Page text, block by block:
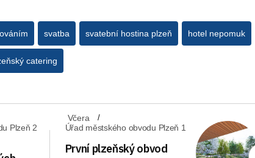
svatba svatební hostina plzeň hotel nepomuk
catering
Plzeň 2
Včera
Úřad městského obvodu Plzeň 1
První plzeňský obvod